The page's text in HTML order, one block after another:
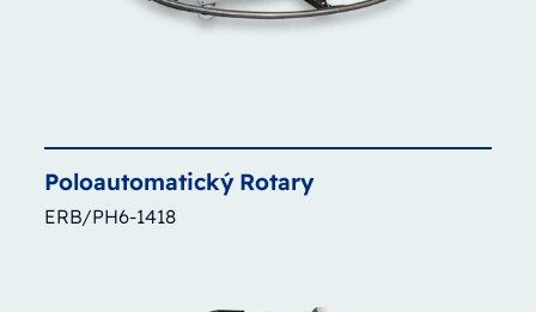
Poloautomatický Rotary
ERB/PH6-1418